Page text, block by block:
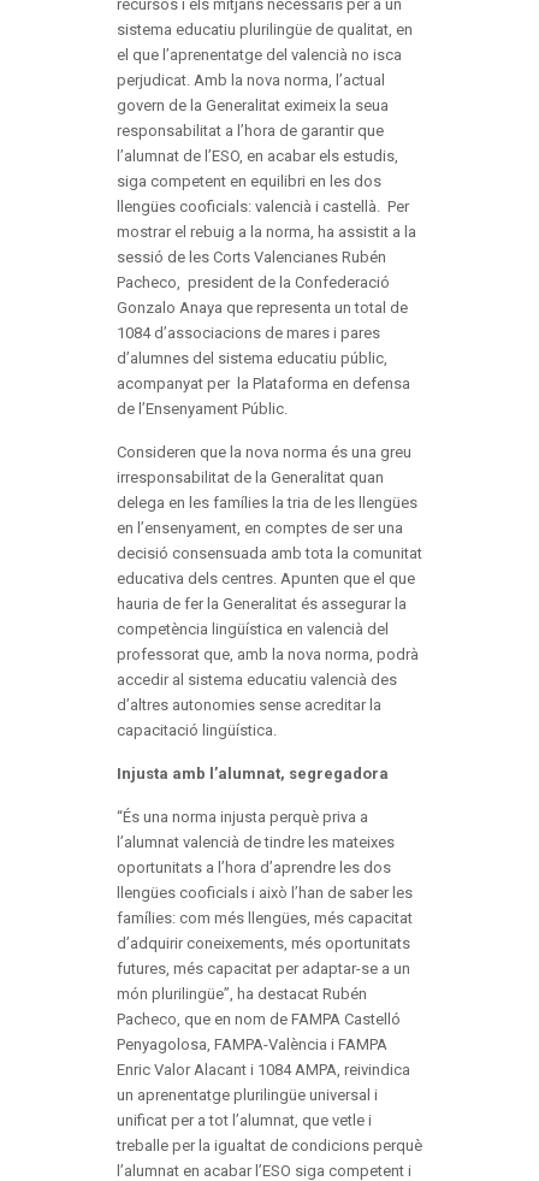
recursos i els mitjans necessaris per a un
sistema educatiu plurilingüe de qualitat, en
el que l’aprenentatge del valencià no isca
perjudicat. Amb la nova norma, l’actual
govern de la Generalitat eximeix la seua
responsabilitat a l’hora de garantir que
l’alumnat de l’ESO, en acabar els estudis,
siga competent en equilibri en les dos
llengües cooficials: valencià i castellà. Per
mostrar el rebuig a la norma, ha assistit a la
sessió de les Corts Valencianes Rubén
Pacheco, president de la Confederació
Gonzalo Anaya que representa un total de
1084 d’associacions de mares i pares
d’alumnes del sistema educatiu públic,
acompanyat per la Plataforma en defensa
de l’Ensenyament Públic.
Consideren que la nova norma és una greu
irresponsabilitat de la Generalitat quan
delega en les famílies la tria de les llengües
en l’ensenyament, en comptes de ser una
decisió consensuada amb tota la comunitat
educativa dels centres. Apunten que el que
hauria de fer la Generalitat és assegurar la
competència lingüística en valencià del
professorat que, amb la nova norma, podrà
accedir al sistema educatiu valencià des
d’altres autonomies sense acreditar la
capacitació lingüística.
Injusta amb l’alumnat, segregadora
“És una norma injusta perquè priva a
l’alumnat valencià de tindre les mateixes
oportunitats a l’hora d’aprendre les dos
llengües cooficials i això l’han de saber les
famílies: com més llengües, més capacitat
d’adquirir coneixements, més oportunitats
futures, més capacitat per adaptar-se a un
món plurilingüe”, ha destacat Rubén
Pacheco, que en nom de FAMPA Castelló
Penyagolosa, FAMPA-València i FAMPA
Enric Valor Alacant i 1084 AMPA, reivindica
un aprenentatge plurilingüe universal i
unificat per a tot l’alumnat, que vetle i
treballe per la igualtat de condicions perquè
l’alumnat en acabar l’ESO siga competent i